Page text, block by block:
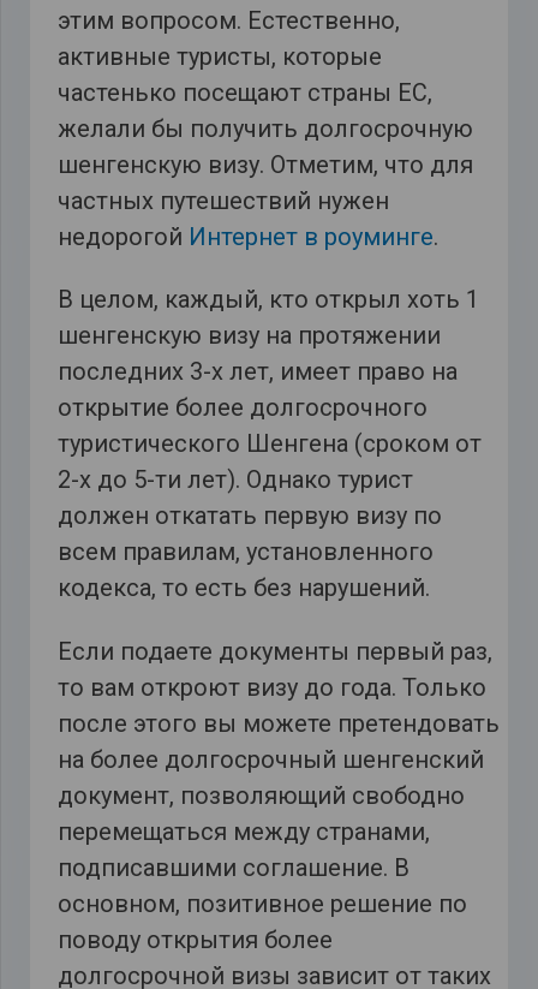
этим вопросом. Естественно,
активные туристы, которые
частенько посещают страны ЕС,
желали бы получить долгосрочную
шенгенскую визу. Отметим, что для
частных путешествий нужен
недорогой Интернет в роуминге.
В целом, каждый, кто открыл хоть 1
шенгенскую визу на протяжении
последних 3-х лет, имеет право на
открытие более долгосрочного
туристического Шенгена (сроком от
2-х до 5-ти лет). Однако турист
должен откатать первую визу по
всем правилам, установленного
кодекса, то есть без нарушений.
Если подаете документы первый раз,
то вам откроют визу до года. Только
после этого вы можете претендовать
на более долгосрочный шенгенский
документ, позволяющий свободно
перемещаться между странами,
подписавшими соглашение. В
основном, позитивное решение по
поводу открытия более
долгосрочной визы зависит от таких